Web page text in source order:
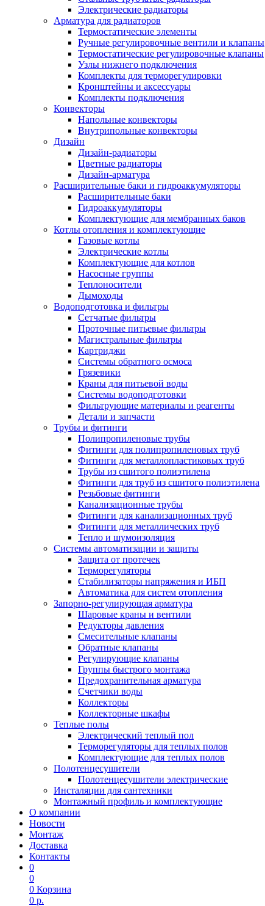
Электрические радиаторы
Арматура для радиаторов
Термостатические элементы
Ручные регулировочные вентили и клапаны
Термостатические регулировочные клапаны
Узлы нижнего подключения
Комплекты для терморегулировки
Кронштейны и аксессуары
Комплекты подключения
Конвекторы
Напольные конвекторы
Внутрипольные конвекторы
Дизайн
Дизайн-радиаторы
Цветные радиаторы
Дизайн-арматура
Расширительные баки и гидроаккумуляторы
Расширительные баки
Гидроаккумуляторы
Комплектующие для мембранных баков
Котлы отопления и комплектующие
Газовые котлы
Электрические котлы
Комплектующие для котлов
Насосные группы
Теплоносители
Дымоходы
Водоподготовка и фильтры
Сетчатые фильтры
Проточные питьевые фильтры
Магистральные фильтры
Картриджи
Системы обратного осмоса
Грязевики
Краны для питьевой воды
Системы водоподготовки
Фильтрующие материалы и реагенты
Детали и запчасти
Трубы и фитинги
Полипропиленовые трубы
Фитинги для полипропиленовых труб
Фитинги для металлопластиковых труб
Трубы из сшитого полиэтилена
Фитинги для труб из сшитого полиэтилена
Резьбовые фитинги
Канализационные трубы
Фитинги для канализационных труб
Фитинги для металлических труб
Тепло и шумоизоляция
Системы автоматизации и защиты
Защита от протечек
Терморегуляторы
Стабилизаторы напряжения и ИБП
Автоматика для систем отопления
Запорно-регулирующая арматура
Шаровые краны и вентили
Редукторы давления
Смесительные клапаны
Обратные клапаны
Регулирующие клапаны
Группы быстрого монтажа
Предохранительная арматура
Счетчики воды
Коллекторы
Коллекторные шкафы
Теплые полы
Электрический теплый пол
Терморегуляторы для теплых полов
Комплектующие для теплых полов
Полотенцесушители
Полотенцесушители электрические
Инсталяции для сантехники
Монтажный профиль и комплектующие
О компании
Новости
Монтаж
Доставка
Контакты
0
0
0 Корзина
0 р.